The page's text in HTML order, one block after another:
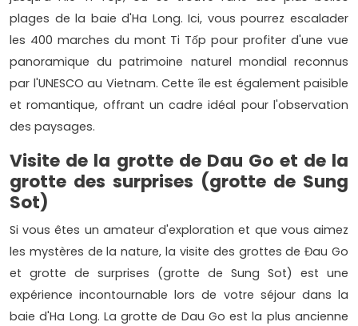
plages de la baie d'Ha Long. Ici, vous pourrez escalader
les 400 marches du mont Ti Tốp pour profiter d'une vue
panoramique du patrimoine naturel mondial reconnus
par l'UNESCO au Vietnam. Cette île est également paisible
et romantique, offrant un cadre idéal pour l'observation
des paysages.
Visite de la grotte de Dau Go et de la
grotte des surprises (grotte de Sung
Sot)
Si vous êtes un amateur d'exploration et que vous aimez
les mystères de la nature, la visite des grottes de Đau Go
et grotte de surprises (grotte de Sung Sot) est une
expérience incontournable lors de votre séjour dans la
baie d'Ha Long. La grotte de Dau Go est la plus ancienne